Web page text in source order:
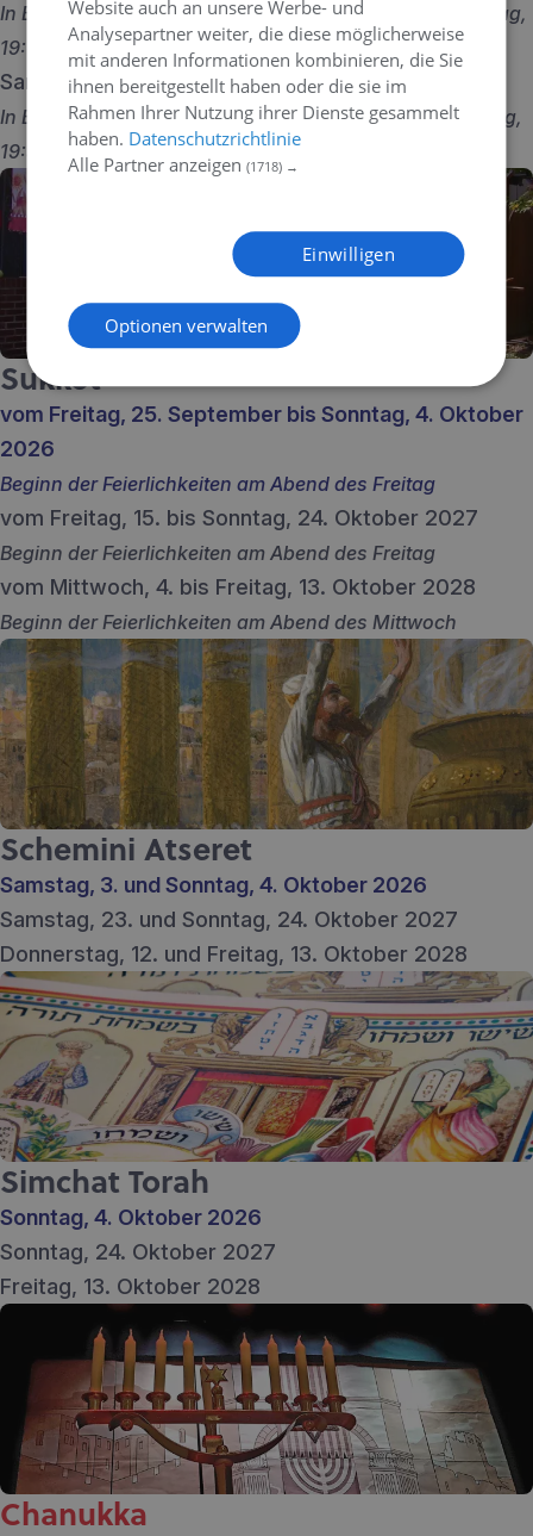
In Berlin, Beginn ein Sonntag, 18:06 und Ende ein Montag,
19:06
Samstag, 30. September 2028
In Berlin, Beginn ein Freitag, 18:29 und Ende ein Samstag,
19:30
Sukkot
vom Freitag, 25. September bis Sonntag, 4. Oktober
2026
Beginn der Feierlichkeiten am Abend des Freitag
vom Freitag, 15. bis Sonntag, 24. Oktober 2027
Beginn der Feierlichkeiten am Abend des Freitag
vom Mittwoch, 4. bis Freitag, 13. Oktober 2028
Beginn der Feierlichkeiten am Abend des Mittwoch
Schemini Atseret
Samstag, 3. und Sonntag, 4. Oktober 2026
Samstag, 23. und Sonntag, 24. Oktober 2027
Donnerstag, 12. und Freitag, 13. Oktober 2028
Simchat Torah
Sonntag, 4. Oktober 2026
Sonntag, 24. Oktober 2027
Freitag, 13. Oktober 2028
Chanukka
Website auch an unsere Werbe- und
Analysepartner weiter, die diese möglicherweise
mit anderen Informationen kombinieren, die Sie
ihnen bereitgestellt haben oder die sie im
Rahmen Ihrer Nutzung ihrer Dienste gesammelt
haben. Datenschutzrichtlinie
Alle Partner anzeigen(1718) →
Einwilligen
Optionen verwalten